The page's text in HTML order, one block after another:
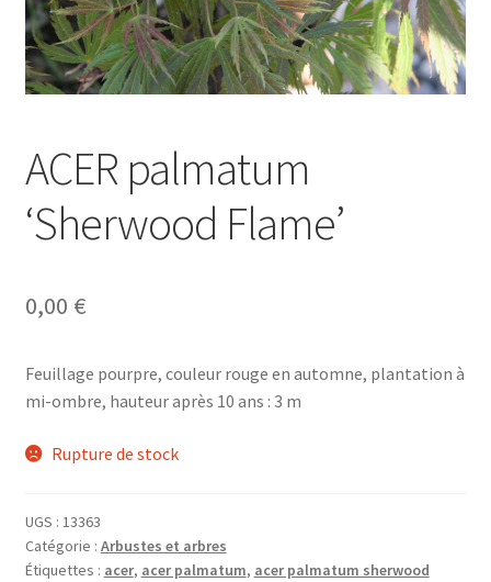
ACER palmatum
‘Sherwood Flame’
0,00 €
Feuillage pourpre, couleur rouge en automne, plantation à
mi-ombre, hauteur après 10 ans : 3 m
Rupture de stock
UGS : 13363
Catégorie : Arbustes et arbres
Étiquettes : acer, acer palmatum, acer palmatum sherwood